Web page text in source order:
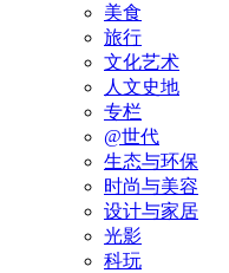
美食
旅行
文化艺术
人文史地
专栏
@世代
生态与环保
时尚与美容
设计与家居
光影
科玩